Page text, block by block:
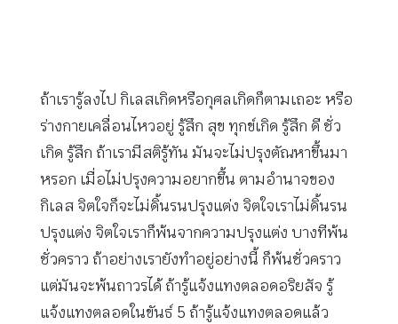
ถ้าเรารู้ลงไป กิเลสเกิดหรือกุศลเกิดก็ตามเถอะ หรือ
ร่างกายเคลื่อนไหวอยู่ รู้สึก สุข ทุกข์เกิด รู้สึก ดี ชั่ว
เกิด รู้สึก ถ้าเรามีสติรู้ทัน มันจะไม่ปรุงตัณหาขึ้นมา
หรอก เมื่อไม่ปรุงความอยากขึ้น ตามอำนาจของ
กิเลส จิตใจก็จะไม่ดิ้นรนปรุงแต่ง จิตใจเราไม่ดิ้นรน
ปรุงแต่ง จิตใจเราก็พ้นจากความปรุงแต่ง บางทีพ้น
ชั่วคราว ถ้าอย่างเรายังทำอยู่อย่างนี้ ก็พ้นชั่วคราว
แต่มันจะพ้นถาวรได้ ถ้ารู้แจ้งแทงตลอดอริยสัจ รู้
แจ้งแทงตลอดในขันธ์ 5 ถ้ารู้แจ้งแทงตลอดแล้ว